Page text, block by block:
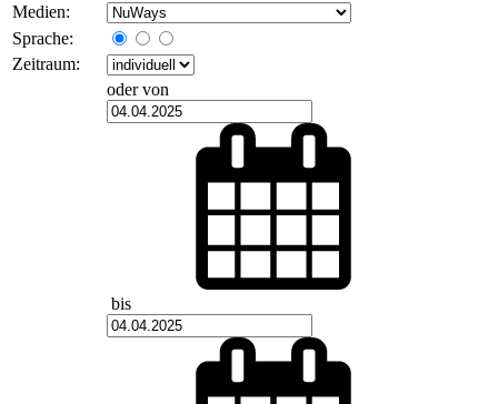
Medien:
Sprache:
Zeitraum:
oder von
bis